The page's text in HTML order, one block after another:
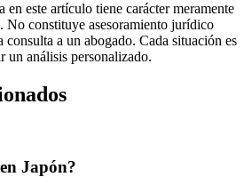
este artículo tiene carácter meramente
constituye asesoramiento jurídico
a un abogado. Cada situación es
un análisis personalizado.
Japón?